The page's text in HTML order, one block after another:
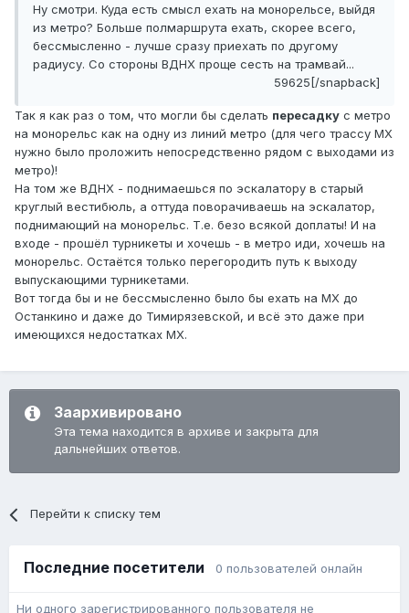
Ну смотри. Куда есть смысл ехать на монорельсе, выйдя
из метро? Больше полмаршрута ехать, скорее всего,
бессмысленно - лучше сразу приехать по другому
радиусу. Со стороны ВДНХ проще сесть на трамвай...
59625[/snapback]
Так я как раз о том, что могли бы сделать пересадку с метро
на монорельс как на одну из линий метро (для чего трассу МХ
нужно было проложить непосредственно рядом с выходами из
метро)!
На том же ВДНХ - поднимаешься по эскалатору в старый
круглый вестибюль, а оттуда поворачиваешь на эскалатор,
поднимающий на монорельс. Т.е. безо всякой доплаты! И на
входе - прошёл турникеты и хочешь - в метро иди, хочешь на
монорельс. Остаётся только перегородить путь к выходу
выпускающими турникетами.
Вот тогда бы и не бессмысленно было бы ехать на МХ до
Останкино и даже до Тимирязевской, и всё это даже при
имеющихся недостатках МХ.
Заархивировано
Эта тема находится в архиве и закрыта для
дальнейших ответов.
Перейти к списку тем
Последние посетители 0 пользователей онлайн
Ни одного зарегистрированного пользователя не